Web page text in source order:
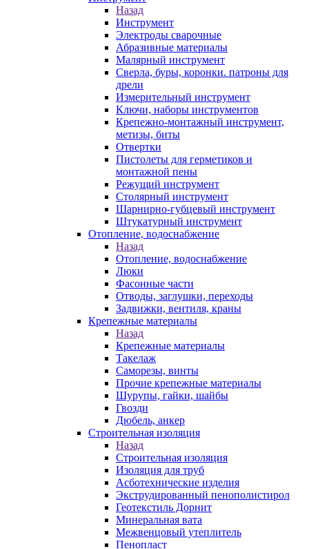
Назад
Инструмент
Электроды сварочные
Абразивные материалы
Малярный инструмент
Сверла, буры, коронки. патроны для
дрели
Измерительный инструмент
Ключи, наборы инструментов
Крепежно-монтажный инструмент,
метизы, биты
Отвертки
Пистолеты для герметиков и
монтажной пены
Режущий инструмент
Столярный инструмент
Шарнирно-губцевый инструмент
Штукатурный инструмент
Отопление, водоснабжение
Назад
Отопление, водоснабжение
Люки
Фасонные части
Отводы, заглушки, переходы
Задвижки, вентиля, краны
Крепежные материалы
Назад
Крепежные материалы
Такелаж
Саморезы, винты
Прочие крепежные материалы
Шурупы, гайки, шайбы
Гвозди
Дюбель, анкер
Строительная изоляция
Назад
Строительная изоляция
Изоляция для труб
Асботехнические изделия
Экструдированный пенополистирол
Геотекстиль Дорнит
Минеральная вата
Межвенцовый утеплитель
Пенопласт